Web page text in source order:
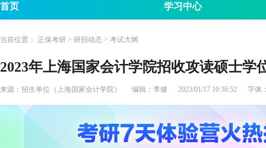
首页 学习中心
招生简章
当前位置： 正保考研 > 研招动态 > 考试大纲
2023年上海国家会计学院招收攻读硕士
来源： 招生单位（上海国家会计学院） 编辑： 李健 2023/01/17 10:36:52 字体